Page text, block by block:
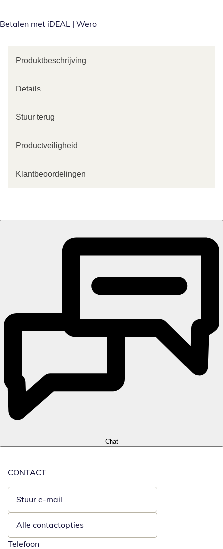
Betalen met iDEAL | Wero
Produktbeschrijving
Details
Stuur terug
Productveiligheid
Klantbeoordelingen
Chat
CONTACT
Stuur e-mail
Opent e-mailclient
Alle contactopties
Telefoon